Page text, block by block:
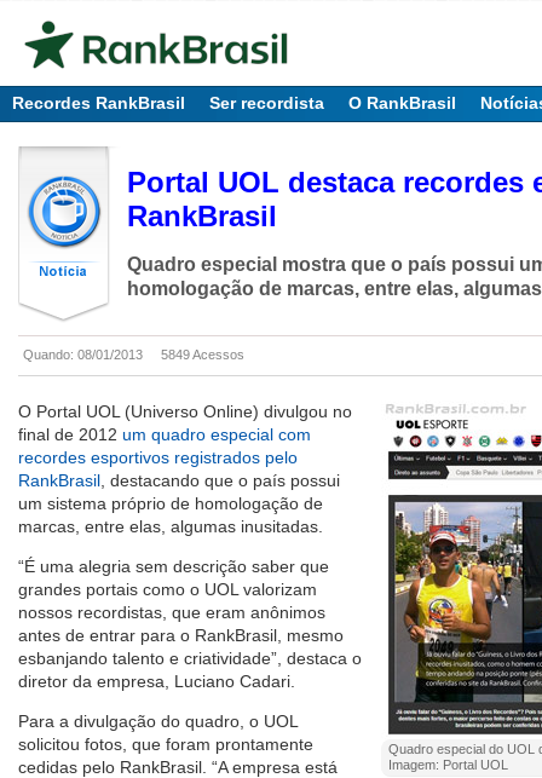
Recordes RankBrasil Ser recordista O RankBrasil
Portal UOL destaca recordes
RankBrasil
Quadro especial mostra que o país possui
homologação de marcas, entre elas,
Quando: 08/01/2013 5849 Acessos
Quadro especial do UOL
Imagem: Portal UOL
O Portal UOL (Universo Online) divulgou no
final de 2012 um quadro especial com
recordes esportivos registrados pelo
RankBrasil , destacando que o país possui
um sistema próprio de homologação de
marcas, entre elas, algumas inusitadas.
“É uma alegria sem descrição saber que
grandes portais como o UOL valorizam
nossos recordistas, que eram anônimos
antes de entrar para o RankBrasil, mesmo
esbanjando talento e criatividade”, destaca o
diretor da empresa, Luciano Cadari.
Para a divulgação do quadro, o UOL
solicitou fotos, que foram prontamente
cedidas pelo RankBrasil. “A empresa está